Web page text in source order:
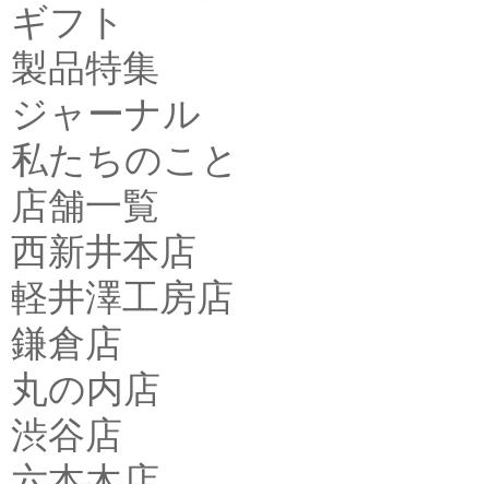
ギフト
製品特集
ジャーナル
私たちのこと
店舗一覧
西新井本店
軽井澤工房店
鎌倉店
丸の内店
渋谷店